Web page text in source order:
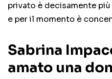
privato è decisamente
e per il momento è
Sabrina
amato una